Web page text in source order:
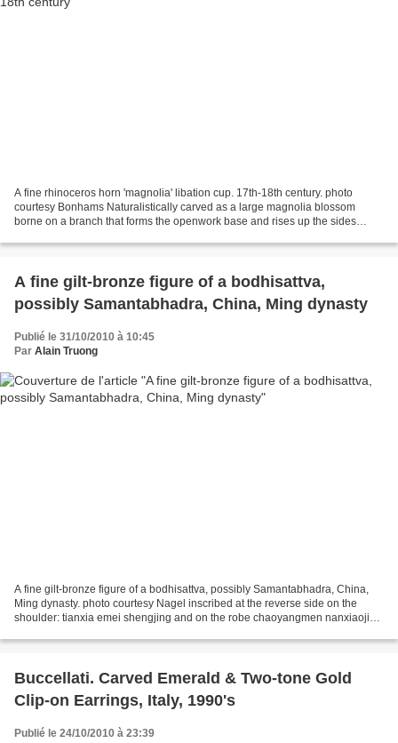
A fine rhinoceros horn 'magnolia' libation cup. 17th-18th century. photo
courtesy Bonhams Naturalistically carved as a large magnolia blossom
borne on a branch that forms the openwork base and rises up the sides
A fine gilt-bronze figure of a bodhisattva,
possibly Samantabhadra, China, Ming dynasty
Publié le 31/10/2010 à 10:45
Par Alain Truong
A fine gilt-bronze figure of a bodhisattva, possibly Samantabhadra, China,
Ming dynasty. photo courtesy Nagel inscribed at the reverse side on the
shoulder: tianxia emei shengjing and on the robe chaoyangmen nanxiaojie
Buccellati. Carved Emerald & Two-tone Gold
Clip-on Earrings, Italy, 1990's
Publié le 24/10/2010 à 23:39